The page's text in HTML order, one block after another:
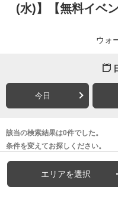
(水)】【無料イベ
ウォ
今日
該当の検索結果は0件でした。
条件を変えてお探しください。
エリアを選択